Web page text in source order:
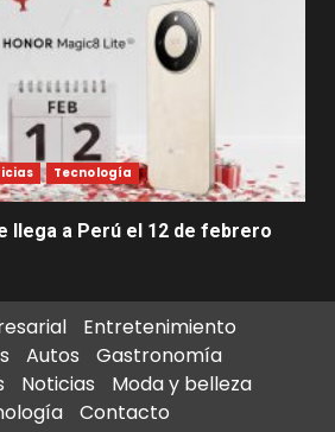
Tecnología
llega a Perú el 12 de febrero
Entretenimiento
Autos
Gastronomía
Noticias
Moda y belleza
Contacto